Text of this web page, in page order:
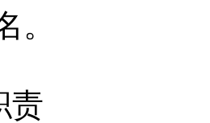
。
责